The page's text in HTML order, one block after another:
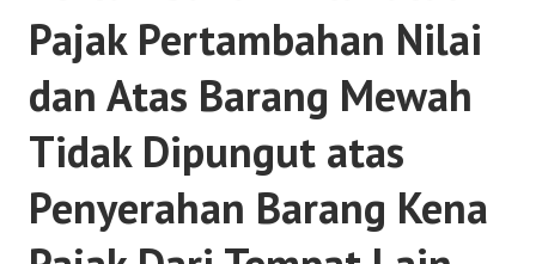
Pajak Pertambahan Nilai
dan Atas Barang Mewah
Tidak Dipungut atas
Penyerahan Barang Kena